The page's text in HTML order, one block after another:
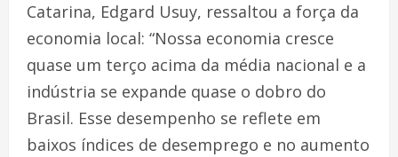
Catarina, Edgard Usuy, ressaltou a força da
economia local: “Nossa economia cresce
quase um terço acima da média nacional e a
indústria se expande quase o dobro do
Brasil. Esse desempenho se reflete em
baixos índices de desemprego e no aumento